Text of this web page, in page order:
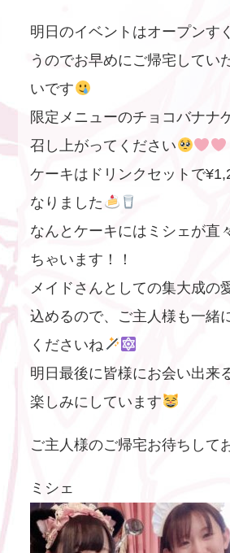
明日のイベントはオープンす
うのでお早めにご帰宅してい
いです
限定メニューのチョコバナナ
召し上がってください
ケーキはドリンクセットで
なりました
なんとケーキにはミシェが直
ちゃいます！！
メイドさんとしての集大成の
込めるので、ご主人様も一緒
くださいね
明日最後に皆様にお会い出来
楽しみにしています
ご主人様のご帰宅お待ちして
ミシェ